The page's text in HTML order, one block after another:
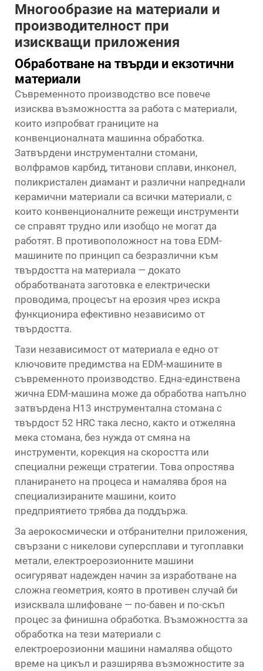
Многообразие на материали и
производителност при
изискващи приложения
Обработване на твърди и екзотични
материали
Съвременното производство все повече
изисква възможността за работа с материали,
които изпробват границите на
конвенционалната машинна обработка.
Затвърдени инструментални стомани,
волфрамов карбид, титанови сплави, инконел,
поликристален диамант и различни напреднали
керамични материали са всички материали, с
които конвенционалните режещи инструменти
се справят трудно или изобщо не могат да
работят. В противоположност на това EDM-
машините по принцип са безразлични към
твърдостта на материала — докато
обработваната заготовка е електрически
проводима, процесът на ерозия чрез искра
функционира ефективно независимо от
твърдостта.
Тази независимост от материала е едно от
ключовите предимства на EDM-машините в
съвременното производство. Една-единствена
жична EDM-машина може да обработва напълно
затвърдена H13 инструментална стомана с
твърдост 52 HRC така лесно, както и отжеляна
мека стомана, без нужда от смяна на
инструменти, корекция на скоростта или
специални режещи стратегии. Това опростява
планирането на процеса и намалява броя на
специализираните машини, които
предприятието трябва да поддържа.
За аерокосмически и отбранителни приложения,
свързани с никелови суперсплави и тугоплавки
метали, електроерозионните машини
осигуряват надежден начин за изработване на
сложна геометрия, която в противен случай би
изисквала шлифоване — по-бавен и по-скъп
процес за финишна обработка. Възможността за
обработка на тези материали с
електроерозионни машини намалява общото
време на цикъл и разширява възможностите за